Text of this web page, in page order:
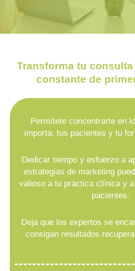
Transforma tu
constante de
Permítete concentrarte en
importa: tus pacientes y tu
Dedicar tiempo y esfuerzo a
estrategias de marketing
valioso a tu práctica clínica y
pacientes.
Deja que los expertos se
consigan resultados